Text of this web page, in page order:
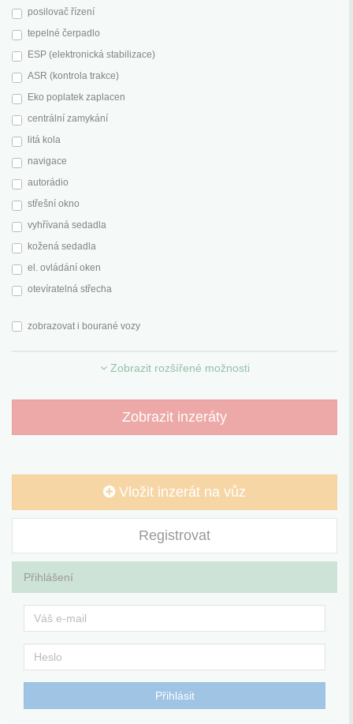
posilovač řízení
tepelné čerpadlo
ESP (elektronická stabilizace)
ASR (kontrola trakce)
Eko poplatek zaplacen
centrální zamykání
litá kola
navigace
autorádio
střešní okno
vyhřívaná sedadla
kožená sedadla
el. ovládání oken
otevíratelná střecha
zobrazovat i bourané vozy
Zobrazit rozšířené možnosti
Zobrazit inzeráty
Vložit inzerát na vůz
Registrovat
Přihlášení